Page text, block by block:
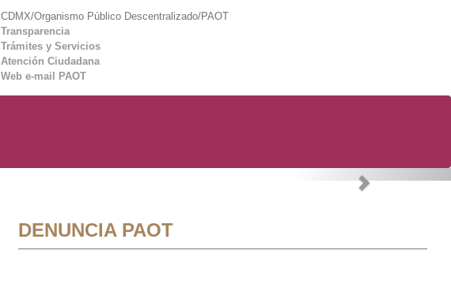
CDMX/Organismo Público Descentralizado/PAOT
Transparencia
Trámites y Servicios
Atención Ciudadana
Web e-mail PAOT
Next
DENUNCIA PAOT